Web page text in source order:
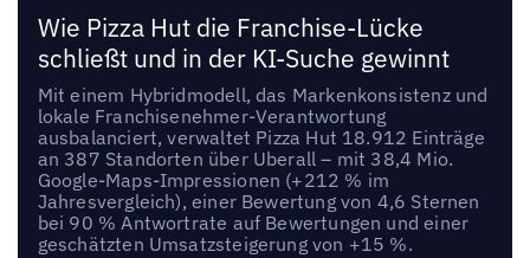
Wie Pizza Hut die Franchise-Lücke
schließt und in der KI-Suche gewinnt
Mit einem Hybridmodell, das Markenkonsistenz und
lokale Franchisenehmer-Verantwortung
ausbalanciert, verwaltet Pizza Hut 18.912 Einträge
an 387 Standorten über Uberall – mit 38,4 Mio.
Google-Maps-Impressionen (+212 % im
Jahresvergleich), einer Bewertung von 4,6 Sternen
bei 90 % Antwortrate auf Bewertungen und einer
geschätzten Umsatzsteigerung von +15 %.